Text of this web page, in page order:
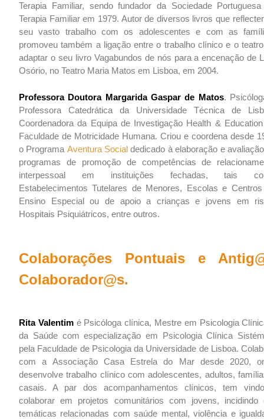
Terapia Familiar, sendo fundador da Sociedade
Terapia Familiar em 1979. Autor de diversos livros que
seu vasto trabalho com os adolescentes e com as
promoveu também a ligação entre o trabalho clínico e o
adaptar o seu livro Vagabundos de nós para a encenação de
Osório, no Teatro Maria Matos em Lisboa, em 2004.
Professora Doutora Margarida Gaspar de Matos.
Professora Catedrática da Universidade Técnica de
Coordenadora da Equipa de Investigação Health &
Faculdade de Motricidade Humana. Criou e coordena desde
o Programa Aventura Socialdedicado à elaboração e
programas de promoção de competências de
interpessoal em instituições fechadas, tais
Estabelecimentos Tutelares de Menores, Escolas e
Ensino Especial ou de apoio a crianças e jovens em
Hospitais Psiquiátricos, entre outros.
Colaborações Pontuais e
Colaborador@s.
Rita Valentimé Psicóloga clínica, Mestre em Psicologia
da Saúde com especialização em Psicologia Clínica
pela Faculdade de Psicologia da Universidade de Lisboa.
com a Associação Casa Estrela do Mar desde 2020,
desenvolve trabalho clínico com adolescentes, adultos,
casais. A par dos acompanhamentos clínicos, tem
colaborar em projetos comunitários com jovens, incidindo
temáticas relacionadas com saúde mental, violência e